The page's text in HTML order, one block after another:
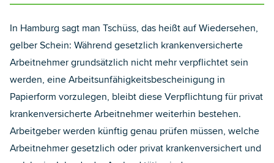
In Hamburg sagt man Tschüss, das heißt auf Wiedersehen,
gelber Schein: Während gesetzlich krankenversicherte
Arbeitnehmer grundsätzlich nicht mehr verpflichtet sein
werden, eine Arbeitsunfähigkeitsbescheinigung in
Papierform vorzulegen, bleibt diese Verpflichtung für privat
krankenversicherte Arbeitnehmer weiterhin bestehen.
Arbeitgeber werden künftig genau prüfen müssen, welche
Arbeitnehmer gesetzlich oder privat krankenversichert und